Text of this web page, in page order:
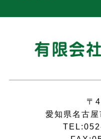
〒
愛知県名古